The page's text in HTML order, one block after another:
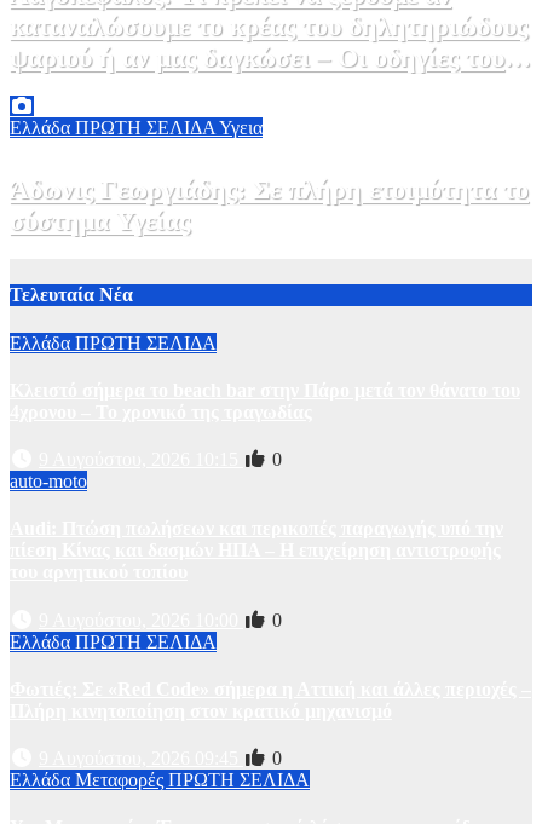
καταναλώσουμε το κρέας του δηλητηριώδους
ψαριού ή αν μας δαγκώσει – Οι οδηγίες του
ΕΟΔΥ
Ελλάδα ΠΡΩΤΗ ΣΕΛΙΔΑ Υγεια
Άδωνις Γεωργιάδης: Σε πλήρη ετοιμότητα το
σύστημα Υγείας
Τελευταία Νέα
Ελλάδα ΠΡΩΤΗ ΣΕΛΙΔΑ
0
auto-moto
0
Ελλάδα ΠΡΩΤΗ ΣΕΛΙΔΑ
0
Ελλάδα Μεταφορές ΠΡΩΤΗ ΣΕΛΙΔΑ